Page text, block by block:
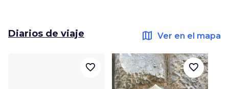
Diarios de viaje map Ver en el mapa
favorite_border favorite_border